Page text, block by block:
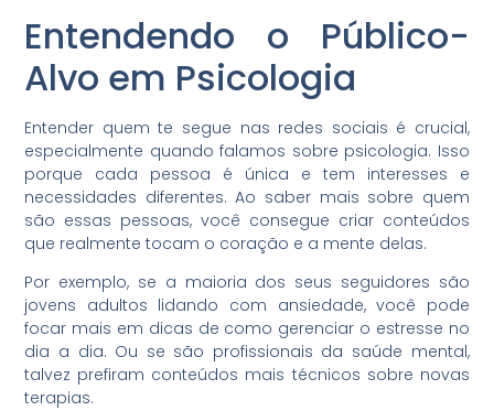
Entendendo o Público-
Alvo em Psicologia
Entender quem te segue nas redes sociais é crucial,
especialmente quando falamos sobre psicologia. Isso
porque cada pessoa é única e tem interesses e
necessidades diferentes. Ao saber mais sobre quem
são essas pessoas, você consegue criar conteúdos
que realmente tocam o coração e a mente delas.
Por exemplo, se a maioria dos seus seguidores são
jovens adultos lidando com ansiedade, você pode
focar mais em dicas de como gerenciar o estresse no
dia a dia. Ou se são profissionais da saúde mental,
talvez prefiram conteúdos mais técnicos sobre novas
terapias.